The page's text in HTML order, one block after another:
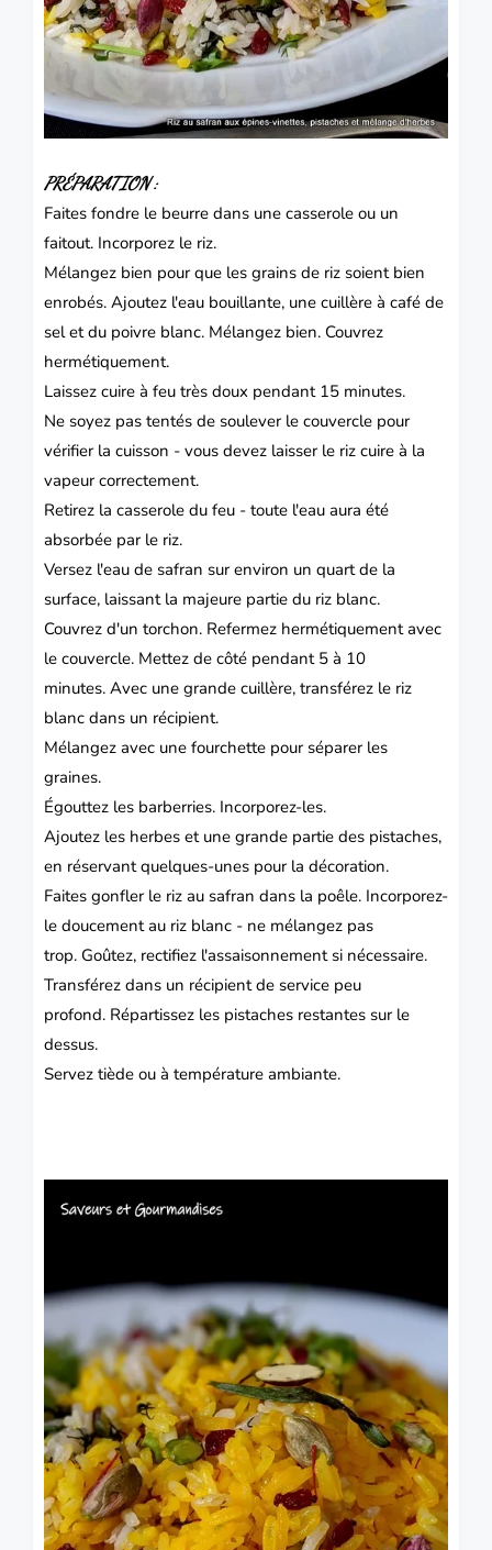
PRÉPARATION:
Faites fondre le beurre dans une casserole ou un
faitout. Incorporez le riz.
Mélangez bien pour que les grains de riz soient bien
enrobés. Ajoutez l'eau bouillante, une cuillère à café de
sel et du poivre blanc. Mélangez bien. Couvrez
hermétiquement.
Laissez cuire à feu très doux pendant 15 minutes.
Ne soyez pas tentés de soulever le couvercle pour
vérifier la cuisson - vous devez laisser le riz cuire à la
vapeur correctement.
Retirez la casserole du feu - toute l'eau aura été
absorbée par le riz.
Versez l'eau de safran sur environ un quart de la
surface, laissant la majeure partie du riz blanc.
Couvrez d'un torchon. Refermez hermétiquement avec
le couvercle. Mettez de côté pendant 5 à 10
minutes. Avec une grande cuillère, transférez le riz
blanc dans un récipient.
Mélangez avec une fourchette pour séparer les
graines.
Égouttez les barberries. Incorporez-les.
Ajoutez les herbes et une grande partie des pistaches,
en réservant quelques-unes pour la décoration.
Faites gonfler le riz au safran dans la poêle. Incorporez-
le doucement au riz blanc - ne mélangez pas
trop. Goûtez, rectifiez l'assaisonnement si nécessaire.
Transférez dans un récipient de service peu
profond. Répartissez les pistaches restantes sur le
dessus.
Servez tiède ou à température ambiante.